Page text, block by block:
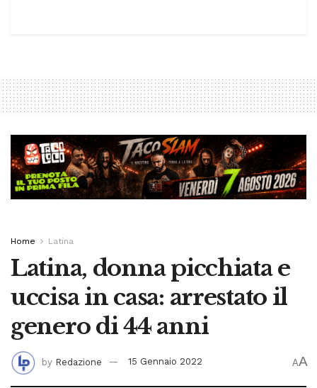
Home Latina
Latina, donna picchiata e
uccisa in casa: arrestato il
genero di 44 anni
by Redazione 15 Gennaio 2022 AA